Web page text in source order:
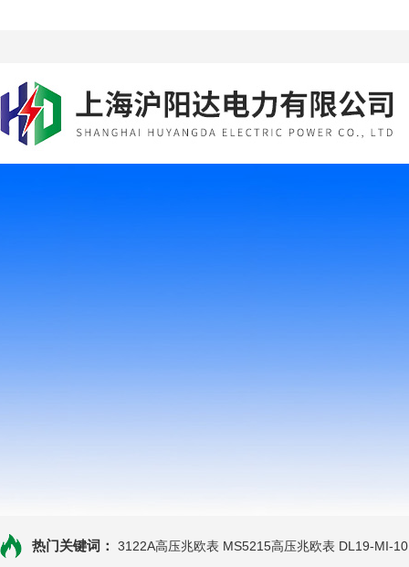
热门关键词： 3122A高压兆欧表 MS5215高压兆欧表 DL19-MI-